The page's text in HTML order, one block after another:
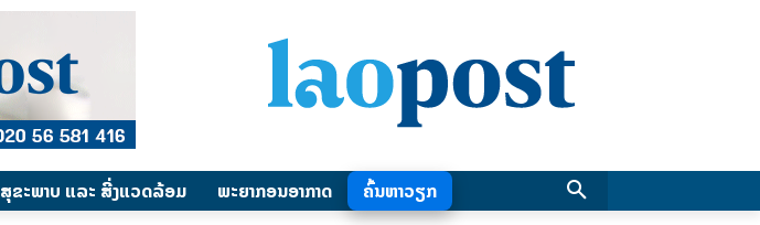
ສຸຂະພາບ ແລະ ສີ່ງແວດລ້ອມ ພະຍາກອນອາກາດ ຄົ້ນຫາວຽກ